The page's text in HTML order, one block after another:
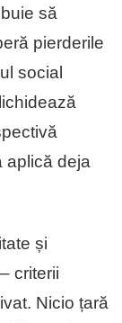
să
pierderile
social
aplică deja
și
criterii
Nicio țară